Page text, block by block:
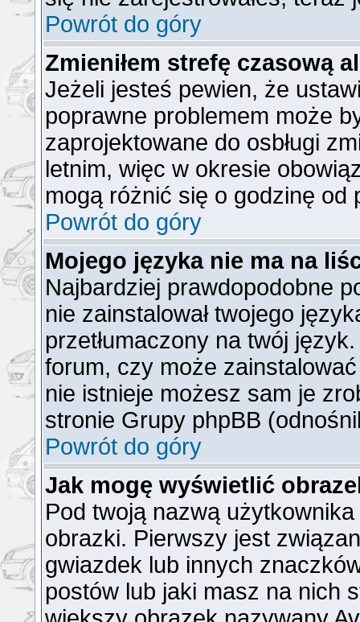
Powrót do góry
Zmieniłem strefę czasową
Jeżeli jesteś pewien, że
poprawne problemem może
zaprojektowane do osbługi
letnim, więc w okresie
mogą różnić się o godzinę od
Powrót do góry
Mojego języka nie ma na
Najbardziej prawdopodobne
nie zainstalował twojego
przetłumaczony na twój
forum, czy może
nie istnieje możesz sam je
stronie Grupy phpBB
Powrót do góry
Jak mogę wyświetlić
Pod twoją nazwą
obrazki. Pierwszy jest
gwiazdek lub innych
postów lub jaki masz na nich